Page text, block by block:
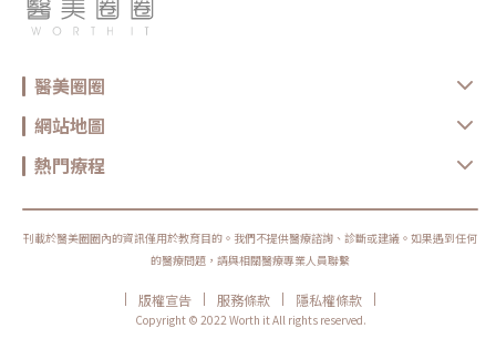
醫美圈圈
網站地圖
熱門療程
刊載於醫美圈圈內的資訊僅用於教育目的。我們不提供醫療諮詢、診斷或建議。如果遇到任何
的醫療問題，請與相關醫療專業人員聯繫
| 版權宣告 | 服務條款 | 隱私權條款
|
Copyright © 2022 Worth it All rights reserved.